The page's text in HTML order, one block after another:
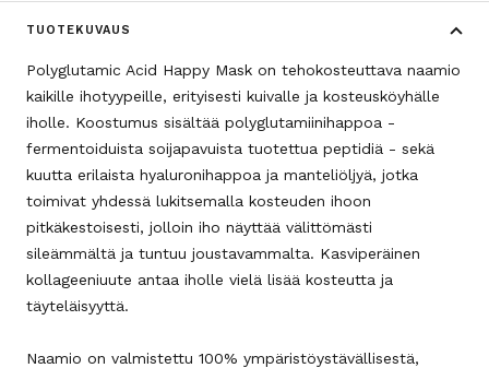
TUOTEKUVAUS
Polyglutamic Acid Happy Mask on tehokosteuttava naamio
kaikille ihotyypeille, erityisesti kuivalle ja kosteusköyhälle
iholle. Koostumus sisältää polyglutamiinihappoa -
fermentoiduista soijapavuista tuotettua peptidiä - sekä
kuutta erilaista hyaluronihappoa ja manteliöljyä, jotka
toimivat yhdessä lukitsemalla kosteuden ihoon
pitkäkestoisesti, jolloin iho näyttää välittömästi
sileämmältä ja tuntuu joustavammalta. Kasviperäinen
kollageeniuute antaa iholle vielä lisää kosteutta ja
täyteläisyyttä.
Naamio on valmistettu 100% ympäristöystävällisestä,